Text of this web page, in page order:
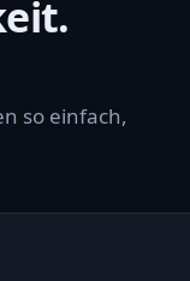
so einfach,